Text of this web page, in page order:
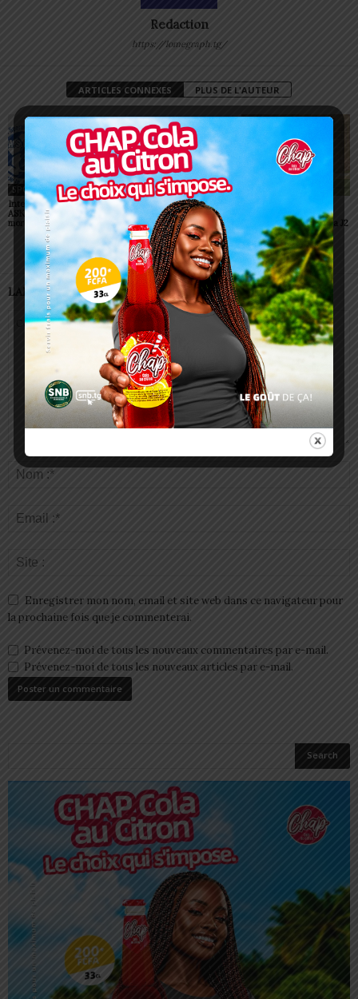
Redaction
https://lomegraph.tg/
ARTICLES CONNEXES PLUS DE L'AUTEUR
SPORT
Interclubs CAF: ASCK et
ASKO face à deux gros
morceaux
SPORT
Championnats scolaires :
le LETP Sokodé décroche
le titre national
Championnat D2 : des
surprises et des
confirmations lors de la J2
LAISSER UN COMMENTAIRE
Enregistrer mon nom, email et site web dans ce navigateur pour
la prochaine fois que je commenterai.
Prévenez-moi de tous les nouveaux commentaires par e-mail.
Prévenez-moi de tous les nouveaux articles par e-mail.